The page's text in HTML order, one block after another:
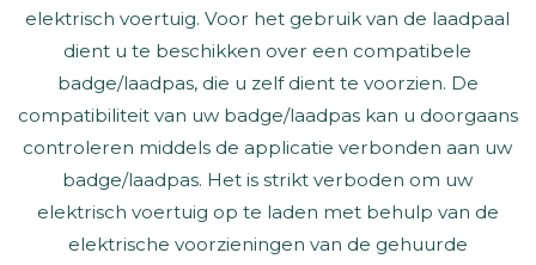
elektrisch voertuig. Voor het gebruik van de laadpaal
dient u te beschikken over een compatibele
badge/laadpas, die u zelf dient te voorzien. De
compatibiliteit van uw badge/laadpas kan u doorgaans
controleren middels de applicatie verbonden aan uw
badge/laadpas. Het is strikt verboden om uw
elektrisch voertuig op te laden met behulp van de
elektrische voorzieningen van de gehuurde